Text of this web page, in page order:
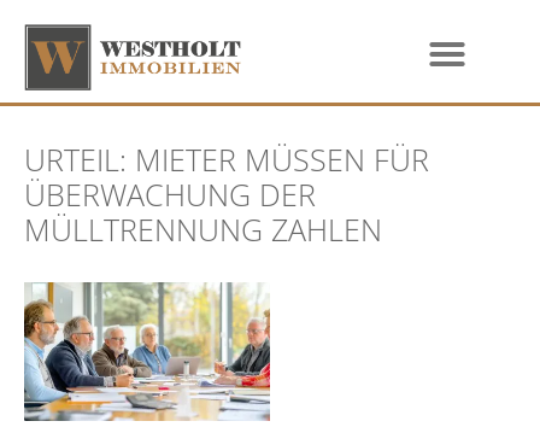
URTEIL: MIETER MÜSSEN FÜR
ÜBERWACHUNG DER
MÜLLTRENNUNG ZAHLEN